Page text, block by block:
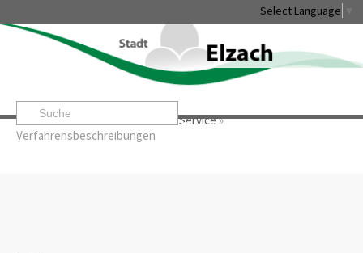
Select Language
Startseite» »Service»
Verfahrensbeschreibungen
Leben & Erleben Rathaus & Service